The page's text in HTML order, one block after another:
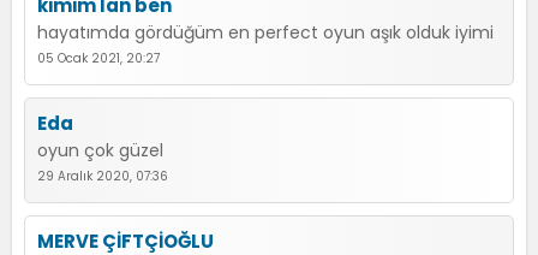
kimim lan ben
hayatımda gördüğüm en perfect oyun aşık olduk iyimi
05 Ocak 2021, 20:27
Eda
oyun çok güzel
29 Aralık 2020, 07:36
MERVE ÇİFTÇİOĞLU